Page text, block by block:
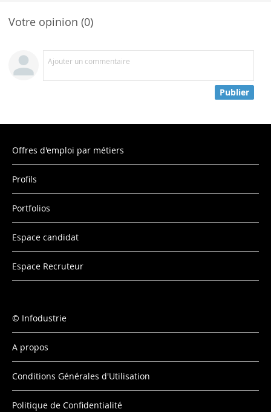
Votre opinion (0)
Ajouter un commentaire
Publier
Offres d'emploi par métiers
Profils
Portfolios
Espace candidat
Espace Recruteur
Infodustrie
A propos
Conditions Générales d'Utilisation
Politique de Confidentialité